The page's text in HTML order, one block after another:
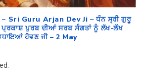
Sri Guru Arjan Dev Ji – ਧੰਨ ਸ੍ਰੀ ਗੁਰੂ
ਪੁਰਬ ਦੀਆਂ ਸਰਬ ਸੰਗਤਾਂ ਨੂੰ ਲੱਖ-ਲੱਖ
ਹੋਵਣ ਜੀ – 2 May